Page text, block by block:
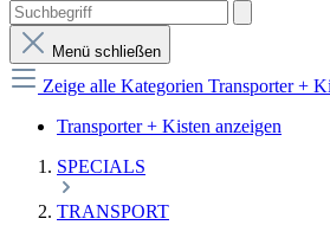
Menü schließen
Zeige alle Kategorien Transporter +
Transporter + Kisten anzeigen
SPECIALS
TRANSPORT